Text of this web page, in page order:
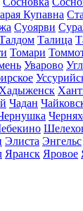
Купавна
Суоярви
Талица
Томари
Уварово
Хадыженск
Чадан
Элиста Энгельс
Яранск Яровое